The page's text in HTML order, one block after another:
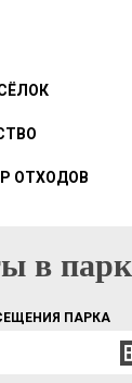
ОТХОДОВ
В ПАРК
в парк
ПАРКА